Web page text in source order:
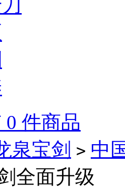
0 件商品
泉宝剑 > 中
全面升级